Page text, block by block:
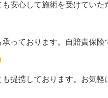
安心して施術を受けていた
っております。自賠責保険
も提携しております。お気軽